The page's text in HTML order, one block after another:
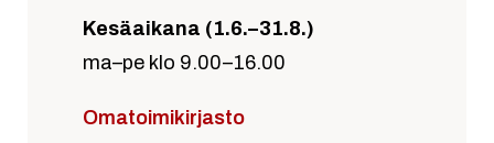
Kesäaikana (1.6.–31.8.)
ma–pe klo 9.00–16.00
Omatoimikirjasto